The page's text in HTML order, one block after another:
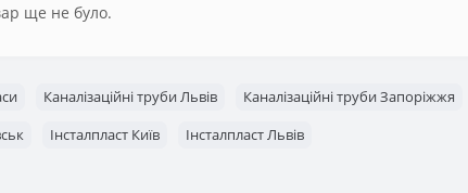
ще не було.
Каналізаційні труби Львів Каналізаційні труби Запоріжжя
Інсталпласт Київ Інсталпласт Львів